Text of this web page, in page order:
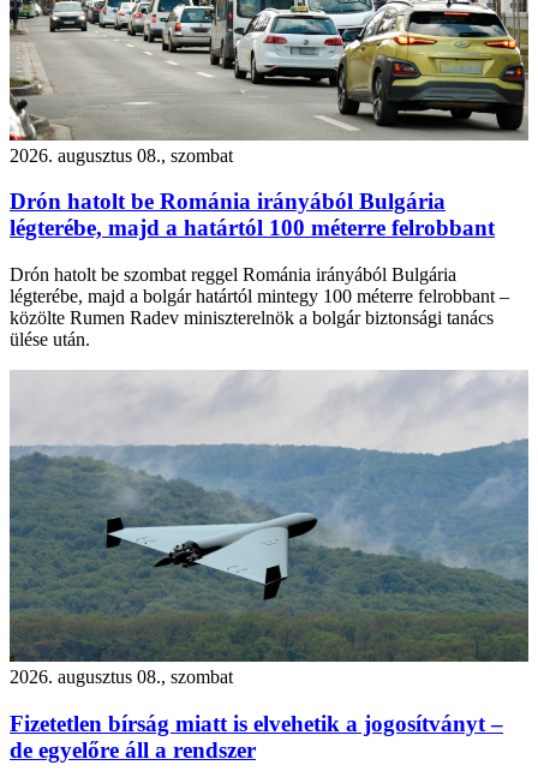
2026. augusztus 08., szombat
Drón hatolt be Románia irányából Bulgária
légterébe, majd a határtól 100 méterre felrobbant
Drón hatolt be szombat reggel Románia irányából Bulgária
légterébe, majd a bolgár határtól mintegy 100 méterre felrobbant –
közölte Rumen Radev miniszterelnök a bolgár biztonsági tanács
ülése után.
2026. augusztus 08., szombat
Fizetetlen bírság miatt is elvehetik a jogosítványt –
de egyelőre áll a rendszer